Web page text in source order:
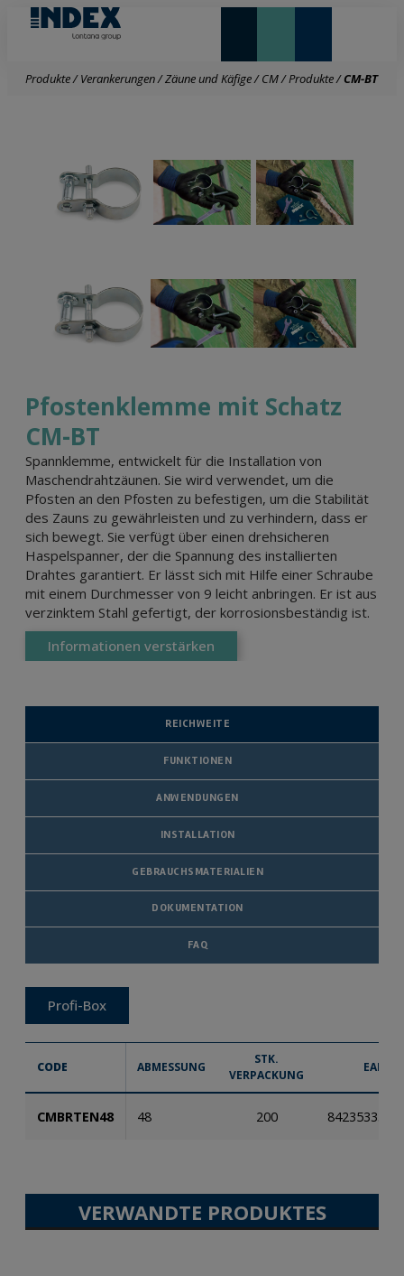
Produkte/Verankerungen/Zäune und Käfige/CM/Produkte/CM-BT
Pfostenklemme mit Schatz
CM-BT
Spannklemme, entwickelt für die Installation von
Maschendrahtzäunen. Sie wird verwendet, um die
Pfosten an den Pfosten zu befestigen, um die Stabilität
des Zauns zu gewährleisten und zu verhindern, dass er
sich bewegt. Sie verfügt über einen drehsicheren
Haspelspanner, der die Spannung des installierten
Drahtes garantiert. Er lässt sich mit Hilfe einer Schraube
mit einem Durchmesser von 9 leicht anbringen. Er ist aus
verzinktem Stahl gefertigt, der korrosionsbeständig ist.
Informationen verstärken
REICHWEITE
FUNKTIONEN
ANWENDUNGEN
INSTALLATION
GEBRAUCHSMATERIALIEN
DOKUMENTATION
FAQ
Profi-Box
CODE ABMESSUNG
STK.
VERPACKUNG
EAN
CMBRTEN48 48 200
VERWANDTE PRODUKTES